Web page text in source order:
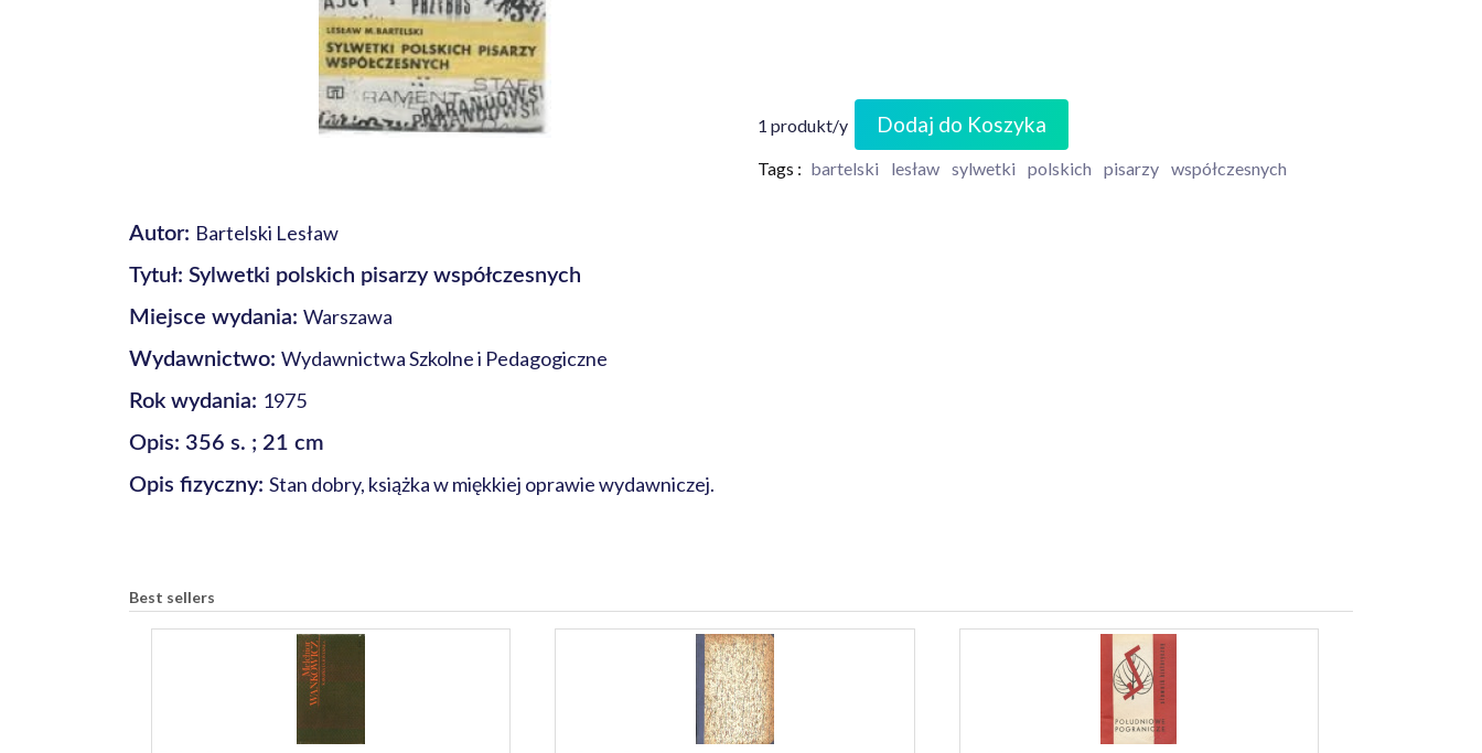
1 produkt/y Dodaj do Koszyka
Tags : bartelski lesław sylwetki polskich pisarzy współczesnych
Autor: Bartelski Lesław
Tytuł: Sylwetki polskich pisarzy współczesnych
Miejsce wydania: Warszawa
Wydawnictwo: Wydawnictwa Szkolne i Pedagogiczne
Rok wydania: 1975
Opis: 356 s. ; 21 cm
Opis fizyczny: Stan dobry, książka w miękkiej oprawie wydawniczej.
Best sellers